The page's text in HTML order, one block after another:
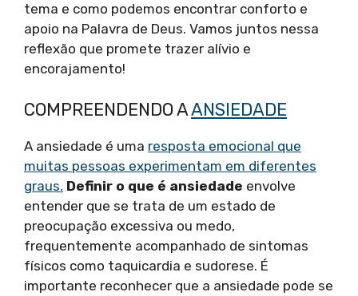
tema e como podemos encontrar conforto e
apoio na Palavra de Deus. Vamos juntos nessa
reflexão que promete trazer alívio e
encorajamento!
COMPREENDENDO AANSIEDADE
A ansiedade é uma resposta emocional que
muitas pessoas experimentam em diferentes
graus. Definir o que é ansiedade envolve
entender que se trata de um estado de
preocupação excessiva ou medo,
frequentemente acompanhado de sintomas
físicos como taquicardia e sudorese. É
importante reconhecer que a ansiedade pode se